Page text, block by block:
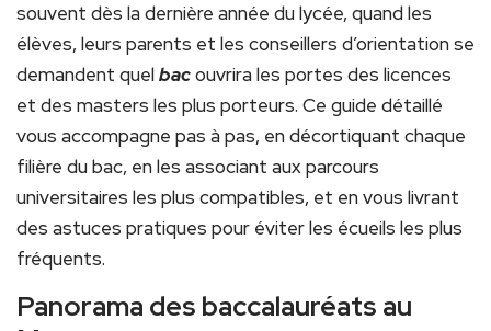
souvent dès la dernière année du lycée, quand les
élèves, leurs parents et les conseillers d’orientation se
demandent quelbacouvrira les portes des licences
et des masters les plus porteurs. Ce guide détaillé
vous accompagne pas à pas, en décortiquant chaque
filière du bac, en les associant aux parcours
universitaires les plus compatibles, et en vous livrant
des astuces pratiques pour éviter les écueils les plus
fréquents.
Panorama des baccalauréats au